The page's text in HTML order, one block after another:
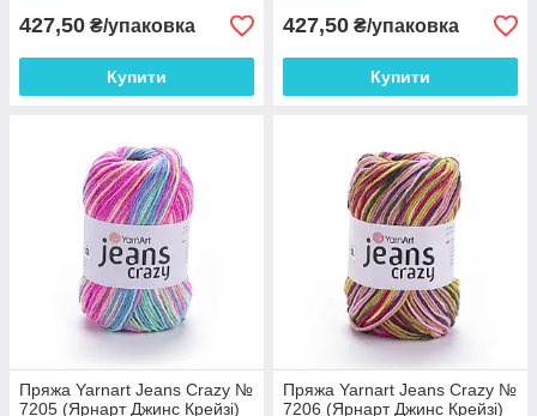
427,50 ₴/упаковка
Купити
427,50 ₴/упаковка
Купити
Пряжа Yarnart Jeans Crazy №
7205 (Ярнарт Джинс Крейзі)
Пряжа Yarnart Jeans Crazy №
7206 (Ярнарт Джинс Крейзі)